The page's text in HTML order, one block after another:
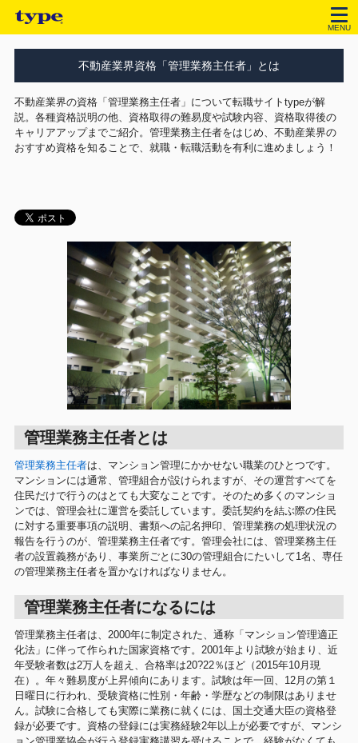
MENU
不動産業界資格「管理業務主任者」とは
不動産業界の資格「管理業務主任者」について転職サイトtypeが解
説。各種資格説明の他、資格取得の難易度や試験内容、資格取得後の
キャリアアップまでご紹介。管理業務主任者をはじめ、不動産業界の
おすすめ資格を知ることで、就職・転職活動を有利に進めましょう！
管理業務主任者とは
管理業務主任者は、マンション管理にかかせない職業のひとつです。
マンションには通常、管理組合が設けられますが、その運営すべてを
住民だけで行うのはとても大変なことです。そのため多くのマンショ
ンでは、管理会社に運営を委託しています。委託契約を結ぶ際の住民
に対する重要事項の説明、書類への記名押印、管理業務の処理状況の
報告を行うのが、管理業務主任者です。管理会社には、管理業務主任
者の設置義務があり、事業所ごとに30の管理組合にたいして1名、専任
の管理業務主任者を置かなければなりません。
管理業務主任者になるには
管理業務主任者は、2000年に制定された、通称「マンション管理適正
化法」に伴って作られた国家資格です。2001年より試験が始まり、近
年受験者数は2万人を超え、合格率は20?22％ほど（2015年10月現
在）。年々難易度が上昇傾向にあります。試験は年一回、12月の第１
日曜日に行われ、受験資格に性別・年齢・学歴などの制限はありませ
ん。試験に合格しても実際に業務に就くには、国土交通大臣の資格登
録が必要です。資格の登録には実務経験2年以上が必要ですが、マンシ